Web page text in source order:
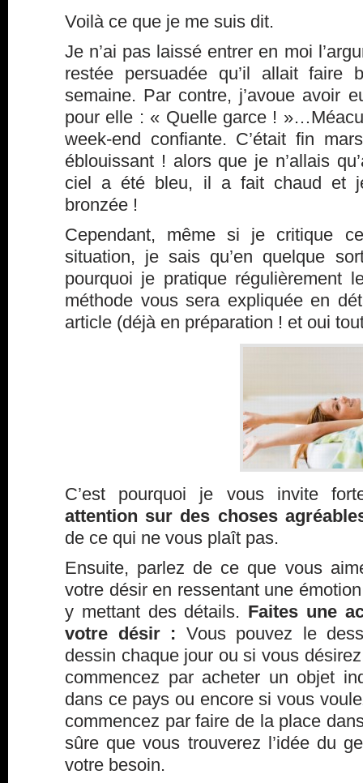
Voilà ce que je me suis dit.
Je n’ai pas laissé entrer en moi
restée persuadée qu’il allait faire
semaine. Par contre, j’avoue avoir
pour elle : « Quelle garce !
week-end confiante. C’était fin
éblouissant ! alors que je n’allais
ciel a été bleu, il a fait chaud et
bronzée !
Cependant, même si je critique
situation, je sais qu’en quelque
pourquoi je pratique régulièrement
méthode vous sera expliquée en
article (déjà en préparation ! et oui
C’est pourquoi je vous invite
attention sur des choses
de ce qui ne vous plaît pas.
Ensuite, parlez de ce que vous
votre désir en ressentant une
y mettant des détails. Faites une
votre désir : Vous pouvez le
dessin chaque jour ou si vous
commencez par acheter un objet
dans ce pays ou encore si vous
commencez par faire de la place
sûre que vous trouverez l’idée du
votre besoin.